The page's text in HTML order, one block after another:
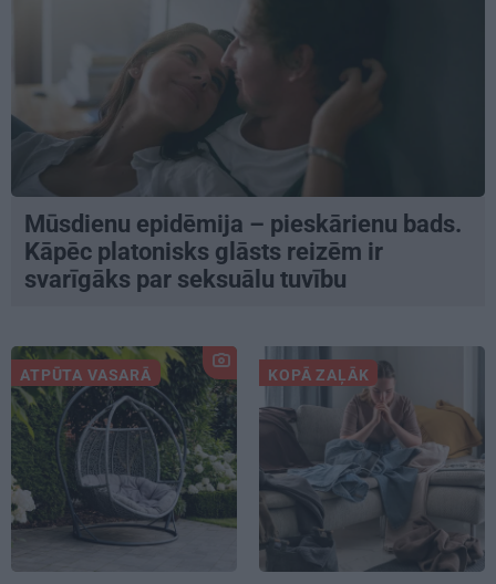
Mūsdienu epidēmija – pieskārienu bads.
Kāpēc platonisks glāsts reizēm ir
svarīgāks par seksuālu tuvību
ATPŪTA VASARĀ KOPĀ ZAĻĀK